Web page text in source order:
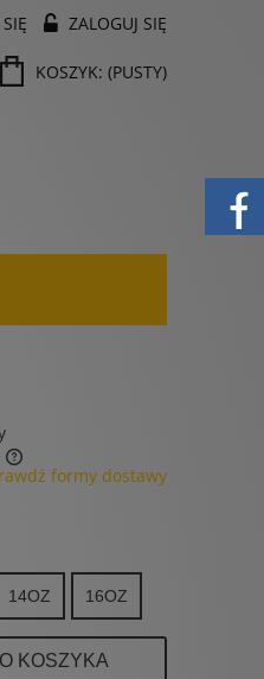
ZALOGUJ SIĘ
KOSZYK: (PUSTY)
formy dostawy
14OZ 16OZ
KOSZYKA